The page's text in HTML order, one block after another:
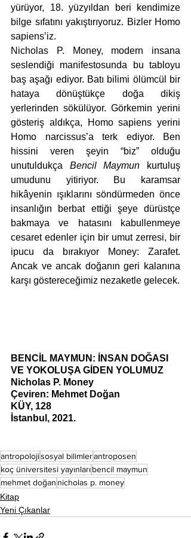
yürüyor, 18. yüzyıldan beri kendimize
bilge sıfatını yakıştırıyoruz. Bizler Homo
sapiens’iz.
Nicholas P. Money, modern insana
seslendiği manifestosunda bu tabloyu
baş aşağı ediyor. Batı bilimi ölümcül bir
hataya dönüştükçe doğa dikiş
yerlerinden sökülüyor. Görkemin yerini
gösteriş aldıkça, Homo sapiens yerini
Homo narcissus’a terk ediyor. Ben
hissini veren şeyin “biz” olduğu
unutuldukça Bencil Maymun kurtuluş
umudunu yitiriyor. Bu karamsar
hikâyenin ışıklarını söndürmeden önce
insanlığın berbat ettiği şeye dürüstçe
bakmaya ve hatasını kabullenmeye
cesaret edenler için bir umut zerresi, bir
ipucu da bırakıyor Money: Zarafet.
Ancak ve ancak doğanın geri kalanına
karşı göstereceğimiz nezaketle gelecek.
BENCİL MAYMUN: İNSAN DOĞASI
VE YOKOLUŞA GİDEN YOLUMUZ
Nicholas P. Money
Çeviren: Mehmet Doğan
KÜY, 128
İstanbul, 2021.
antropolojisosyal bilimlerantroposen
koç üniversitesi yayınlarıbencil maymun
mehmet doğan nicholas p. money
Kitap
Yeni Çıkanlar